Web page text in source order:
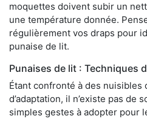
moquettes doivent subir un
une température donnée.
régulièrement vos draps pour
punaise de lit.
Punaises de lit : Techniques
Étant confronté à des nuisibles
d’adaptation, il n’existe pas de
simples gestes à adopter pour